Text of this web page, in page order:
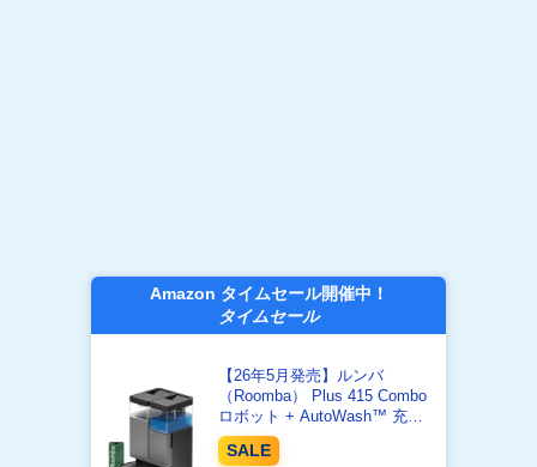
Amazon タイムセール開催中！
タイムセール
【26年5月発売】ルンバ
（Roomba） Plus 415 Combo
ロボット + AutoWash™ 充電
ステーション アイロボット
（iRobot）【水拭き両用/薄型
SALE